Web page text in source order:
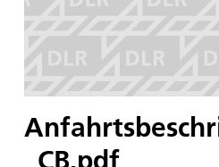
_CB.pdf